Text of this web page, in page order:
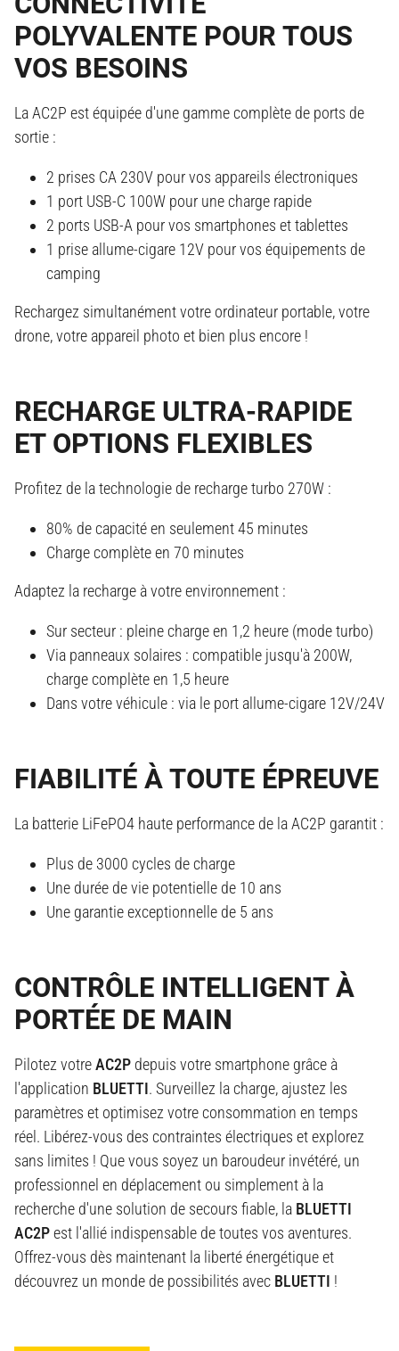
POLYVALENTE POUR TOUS
VOS BESOINS
La AC2P est équipée d'une gamme complète de ports de
sortie :
2 prises CA 230V pour vos appareils électroniques
1 port USB-C 100W pour une charge rapide
2 ports USB-A pour vos smartphones et tablettes
1 prise allume-cigare 12V pour vos équipements de
camping
Rechargez simultanément votre ordinateur portable, votre
drone, votre appareil photo et bien plus encore !
RECHARGE ULTRA-RAPIDE
ET OPTIONS FLEXIBLES
Profitez de la technologie de recharge turbo 270W :
80% de capacité en seulement 45 minutes
Charge complète en 70 minutes
Adaptez la recharge à votre environnement :
Sur secteur : pleine charge en 1,2 heure (mode turbo)
Via panneaux solaires : compatible jusqu'à 200W,
charge complète en 1,5 heure
Dans votre véhicule : via le port allume-cigare 12V/24V
FIABILITÉ À TOUTE ÉPREUVE
La batterie LiFePO4 haute performance de la AC2P garantit :
Plus de 3000 cycles de charge
Une durée de vie potentielle de 10 ans
Une garantie exceptionnelle de 5 ans
CONTRÔLE INTELLIGENT À
PORTÉE DE MAIN
Pilotez votreAC2P depuis votre smartphone grâce à
l'application BLUETTI. Surveillez la charge, ajustez les
paramètres et optimisez votre consommation en temps
réel. Libérez-vous des contraintes électriques et explorez
sans limites ! Que vous soyez un baroudeur invétéré, un
professionnel en déplacement ou simplement à la
recherche d'une solution de secours fiable, la BLUETTI
AC2Pest l'allié indispensable de toutes vos aventures.
Offrez-vous dès maintenant la liberté énergétique et
découvrez un monde de possibilités avec BLUETTI !